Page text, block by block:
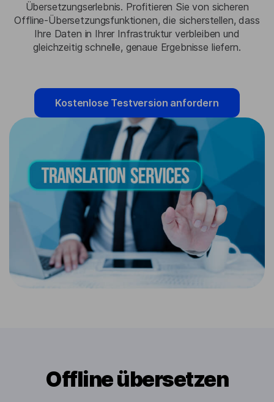
Übersetzungserlebnis. Profitieren Sie von sicheren
Offline-Übersetzungsfunktionen, die sicherstellen, dass
Ihre Daten in Ihrer Infrastruktur verbleiben und
gleichzeitig schnelle, genaue Ergebnisse liefern.
Kostenlose Testversion anfordern
Offline übersetzen